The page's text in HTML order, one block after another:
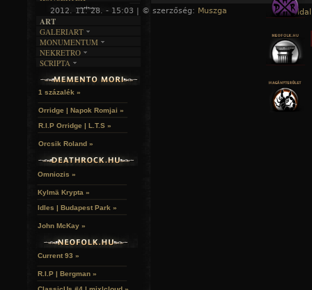
2012. 11. 28. - 15:03 | © szerzőség: Muszga « Főoldal
ART
GALERIART
ARTGALERI
KÉPREGÉNYEK
LAKÁSKULTS
MONUMENTUM
TEMETŐK
TEMPLOMOK
VÁRAK
HELYEK
NEKRETRO
SZUBKULT
FEKETE LYUK
RELIKVIÁK
SCRIPTA
NOVELLÁK
VERSEK
1 százalék »
Orridge | Napok Romjai »
R.I.P Orridge | L.T.S »
Orcsik Roland »
Omniozis »
Kylmä Krypta »
Idles | Budapest Park »
John McKay »
Current 93 »
R.I.P | Bergman »